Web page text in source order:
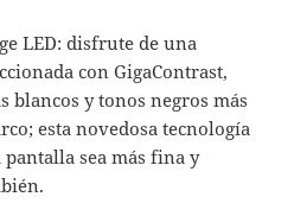
LED: disfrute de una
con GigaContrast,
blancos y tonos negros más
esta novedosa tecnología
sea más fina y